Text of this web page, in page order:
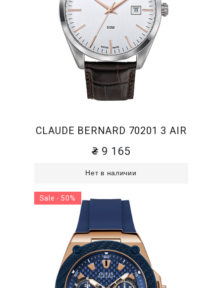
CLAUDE BERNARD 70201 3 AIR
9 165
Нет в наличии
Sale - 50%